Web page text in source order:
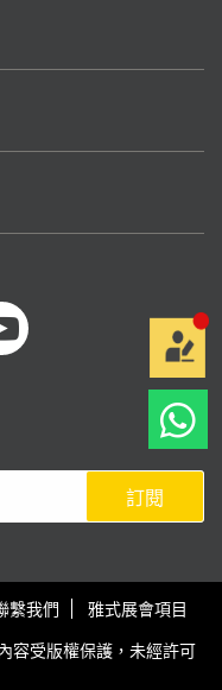
訂閱
繫我們
雅式展會項目
容受版權保護，未經許可